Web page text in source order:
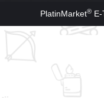
PlatinMarket®E-